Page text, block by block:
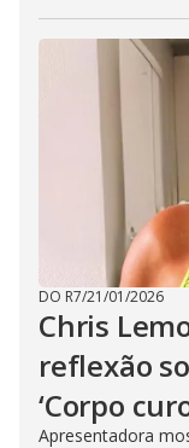
DO R7/21/01/2026
Chris
reflexão
‘Corpo
Apresentadora